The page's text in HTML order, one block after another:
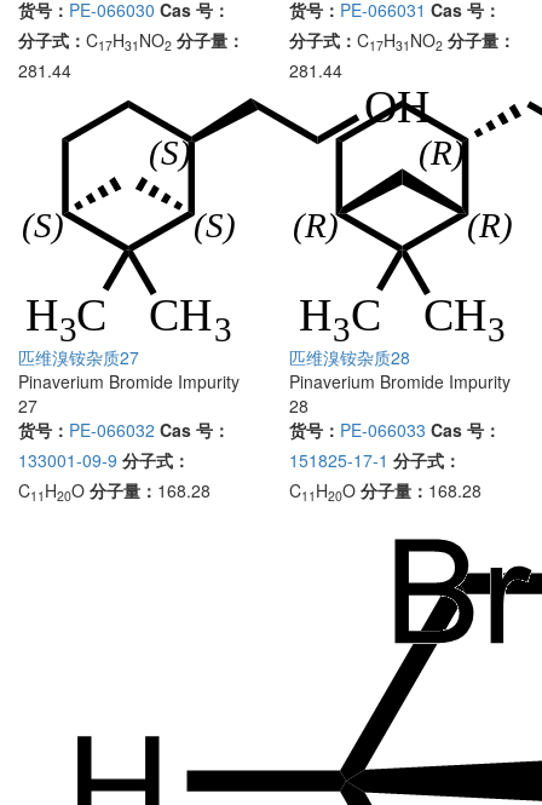
货号： PE-066030 Cas 号：
分子式： C17H31 NO2 分子量：
281.44
货号： PE-066031 Cas 号：
分子式： C17H31 NO2 分子量：
281.44
匹维溴铵杂质27
Pinaverium Bromide Impurity
27
货号： PE-066032 Cas 号：
133001-09-9 分子式：
C11 H20O 分子量： 168.28
匹维溴铵杂质28
Pinaverium Bromide Impurity
28
货号： PE-066033 Cas 号：
151825-17-1 分子式：
C11 H20O 分子量： 168.28